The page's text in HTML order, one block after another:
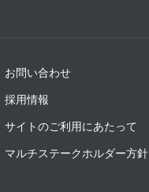
お問い合わせ
採用情報
サイトのご利用にあたって
マルチステークホルダー方針